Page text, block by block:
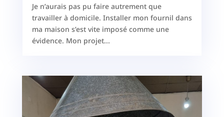
Je n’aurais pas pu faire autrement que
travailler à domicile. Installer mon fournil dans
ma maison s’est vite imposé comme une
évidence. Mon projet...